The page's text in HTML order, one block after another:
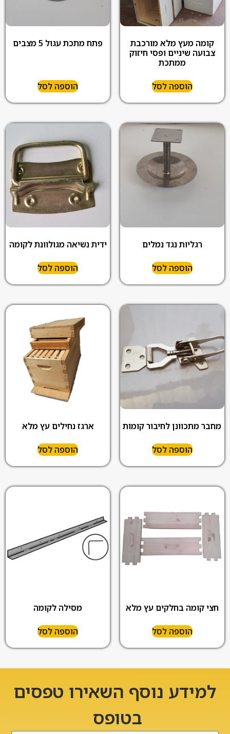
קומה מעץ מלא מורכבת
צבועה שיניים ופסי חיזוק
ממתכת
הוספה לסל
פתח מתכת עגול 5 מצבים
הוספה לסל
רגליות נגד נמלים
הוספה לסל
ידית נשיאה מגולוונת לקומה
הוספה לסל
מחבר מתכוונן לחיבור קומות
הוספה לסל
ארגז נחילים עץ מלא
הוספה לסל
חצי קומה בחלקים עץ מלא
הוספה לסל
מסילה לקומה
הוספה לסל
למידע נוסף השאירו טפסים
בטופס